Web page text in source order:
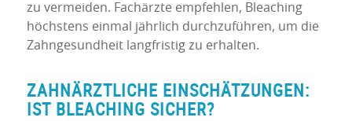
zu vermeiden. Fachärzte empfehlen, Bleaching
höchstens einmal jährlich durchzuführen, um die
Zahngesundheit langfristig zu erhalten.
ZAHNÄRZTLICHE EINSCHÄTZUNGEN:
IST BLEACHING SICHER?